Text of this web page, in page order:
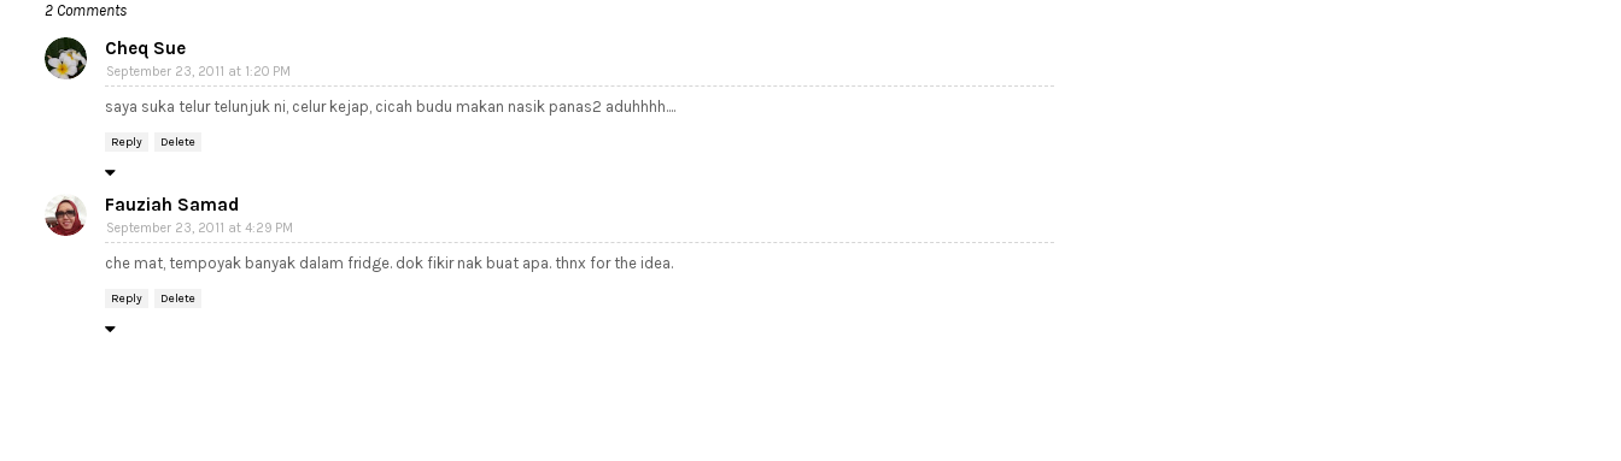
2 Comments
Cheq Sue
September 23, 2011 at 1:20 PM
saya suka telur telunjuk ni, celur kejap, cicah budu makan nasik panas2 aduhhhh....
Reply Delete
Fauziah Samad
September 23, 2011 at 4:29 PM
che mat, tempoyak banyak dalam fridge. dok fikir nak buat apa. thnx for the idea.
Reply Delete